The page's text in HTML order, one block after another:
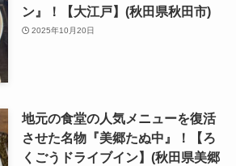
ン』！【大江戸】(秋田県秋田市)
2025年10月20日
地元の食堂の人気メニューを復活
させた名物『美郷たぬ中』！【ろ
くごうドライブイン】(秋田県美郷